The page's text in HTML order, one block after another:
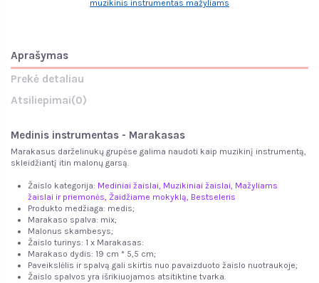
muzikinis instrumentas mažyliams
Aprašymas
Prekė detaliau
Atsiliepimai(0)
Medinis instrumentas - Marakasas
Marakasus darželinukų grupėse galima naudoti kaip muzikinį instrumentą,
skleidžiantį itin malonų garsą.
Žaislo kategorija: Mediniai žaislai, Muzikiniai žaislai, Mažyliams
žaislai ir priemonės, Žaidžiame mokyklą, Bestseleris
Produkto medžiaga: medis;
Marakaso spalva: mix;
Malonus skambesys;
Žaislo turinys: 1 x Marakasas:
Marakaso dydis: 19 cm * 5,5 cm;
Paveikslėlis ir spalvą gali skirtis nuo pavaizduoto žaislo nuotraukoje;
Žaislo spalvos yra išrikiuojamos atsitiktine tvarka.